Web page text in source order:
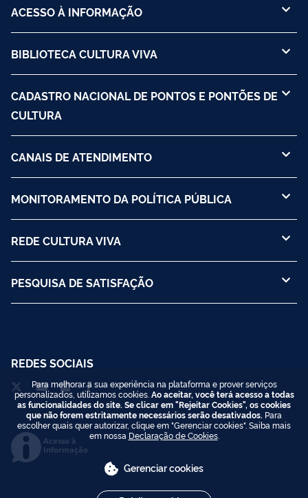
ACESSO À INFORMAÇÃO
BIBLIOTECA CULTURA VIVA
CADASTRO NACIONAL DE PONTOS E PONTÕES DE
CULTURA
CANAIS DE ATENDIMENTO
MONITORAMENTO DA POLÍTICA PÚBLICA
REDE CULTURA VIVA
PESQUISA DE SATISFAÇÃO
REDES SOCIAIS
Acesso à
Informação
Para melhorar a sua experiência na plataforma e prover serviços
personalizados, utilizamos cookies. Ao aceitar, você terá acesso a todas
as funcionalidades do site. Se clicar em "Rejeitar Cookies", os cookies
que não forem estritamente necessários serão desativados. Para
escolher quais quer autorizar, clique em "Gerenciar cookies". Saiba mais
em nossa Declaração de Cookies.
Gerenciar cookies